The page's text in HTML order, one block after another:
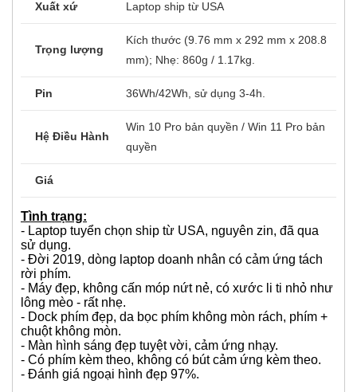
Xuất xứ Laptop ship từ USA
Trọng lượng
Kích thước (9.76 mm x 292 mm x 208.8
mm); Nhẹ: 860g / 1.17kg.
Pin 36Wh/42Wh, sử dụng 3-4h.
Hệ Điều Hành
Win 10 Pro bản quyền / Win 11 Pro bản
quyền
Giá
Tình trạng:
- Laptop tuyển chọn ship từ USA, nguyên zin, đã qua
sử dụng.
- Đời 2019, dòng laptop doanh nhân có cảm ứng tách
rời phím.
- Máy đẹp, không cấn móp nứt nẻ, có xước li ti nhỏ như
lông mèo - rất nhẹ.
- Dock phím đẹp, da bọc phím không mòn rách, phím +
chuột không mòn.
- Màn hình sáng đẹp tuyệt vời, cảm ứng nhạy.
- Có phím kèm theo, không có bút cảm ứng kèm theo.
- Đánh giá ngoại hình đẹp 97%.